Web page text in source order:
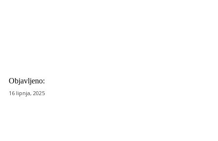
Objavljeno:
16 lipnja, 2025